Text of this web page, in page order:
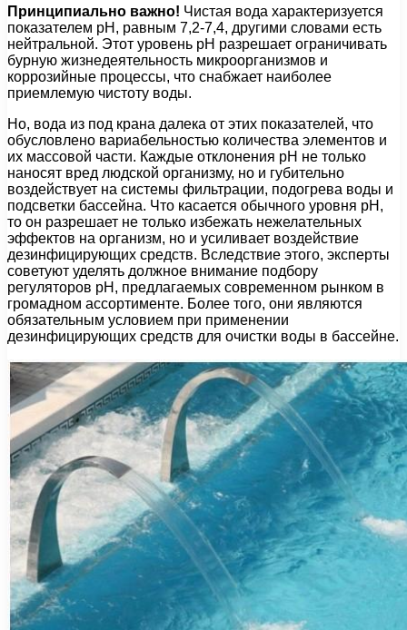
Принципиально важно! Чистая вода характеризуется
показателем pH, равным 7,2-7,4, другими словами есть
нейтральной. Этот уровень pH разрешает ограничивать
бурную жизнедеятельность микроорганизмов и
коррозийные процессы, что снабжает наиболее
приемлемую чистоту воды.
Но, вода из под крана далека от этих показателей, что
обусловлено вариабельностью количества элементов и
их массовой части. Каждые отклонения pH не только
наносят вред людской организму, но и губительно
воздействует на системы фильтрации, подогрева воды и
подсветки бассейна. Что касается обычного уровня pH,
то он разрешает не только избежать нежелательных
эффектов на организм, но и усиливает воздействие
дезинфицирующих средств. Вследствие этого, эксперты
советуют уделять должное внимание подбору
регуляторов pH, предлагаемых современном рынком в
громадном ассортименте. Более того, они являются
обязательным условием при применении
дезинфицирующих средств для очистки воды в бассейне.